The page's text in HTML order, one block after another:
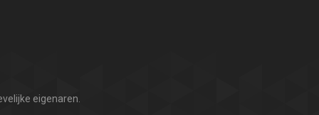
eigenaren.